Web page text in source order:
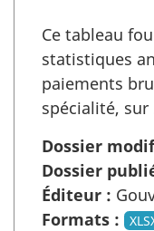
Ce tableau
statistiques
paiements
spécialité, sur
Dossier
Dossier
Éditeur :
Formats :